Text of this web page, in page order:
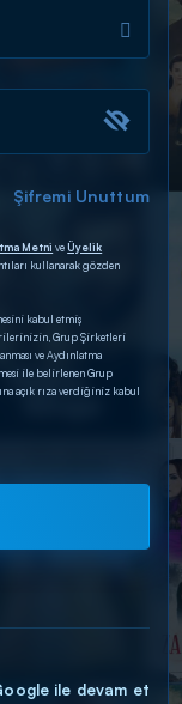
Şifremi Unuttum
Metni veÜyelik
kullanarak gözden
kabul etmiş
Grup Şirketleri
ve Aydınlatma
ile belirlenen Grup
açık rıza verdiğiniz kabul
ile devam et